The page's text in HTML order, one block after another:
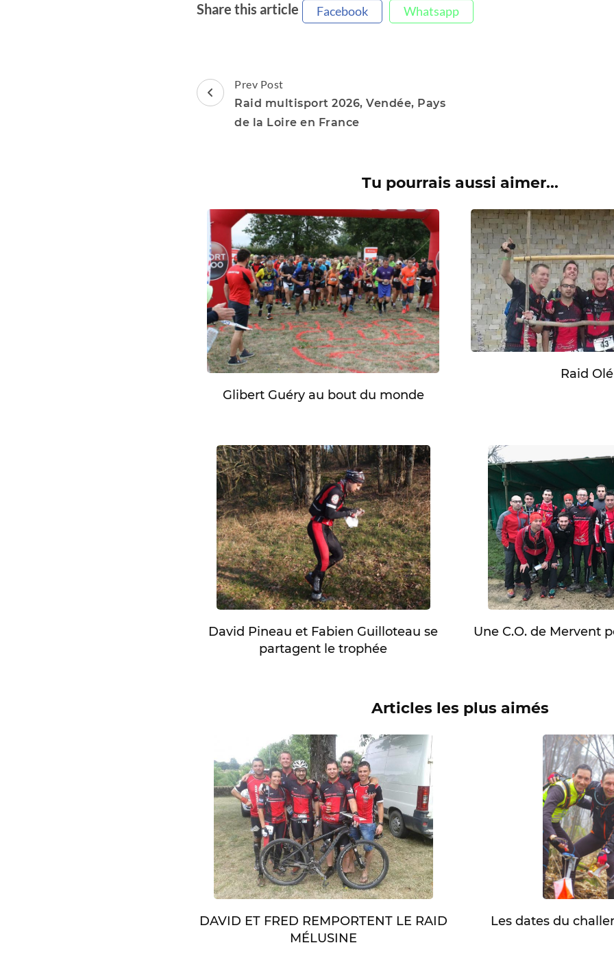
Share this article Facebook Whatsapp
Post
Navigation
Prev Post
Raid multisport 2026, Vendée, Pays
de la Loire en France
Tu pourrais aussi aimer...
Glibert Guéry au bout du monde
Raid
David Pineau et Fabien Guilloteau se
partagent le trophée
Une C.O. de Mervent
Articles les plus aimés
DAVID ET FRED REMPORTENT LE RAID
MÉLUSINE
Les dates du